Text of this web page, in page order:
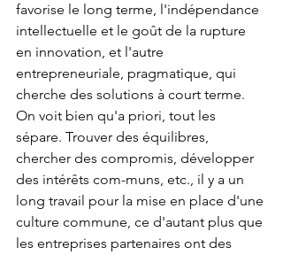
favorise le long terme, l'indépendance
intellectuelle et le goût de la rupture
en innovation, et l'autre
entrepreneuriale, pragmatique, qui
cherche des solutions à court terme.
On voit bien qu'a priori, tout les
sépare. Trouver des équilibres,
chercher des compromis, développer
des intérêts com-muns, etc., il y a un
long travail pour la mise en place d'une
culture commune, ce d'autant plus que
les entreprises partenaires ont des